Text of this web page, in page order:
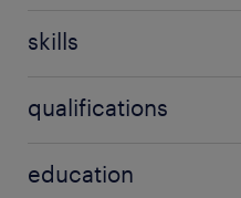
skills
elektronikus ismeretek
qualifications
education